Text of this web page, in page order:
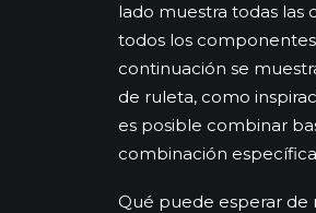
lado muestra todas las
todos los
continuación se
de ruleta, como
es posible combinar
combinación
Qué puede esperar de